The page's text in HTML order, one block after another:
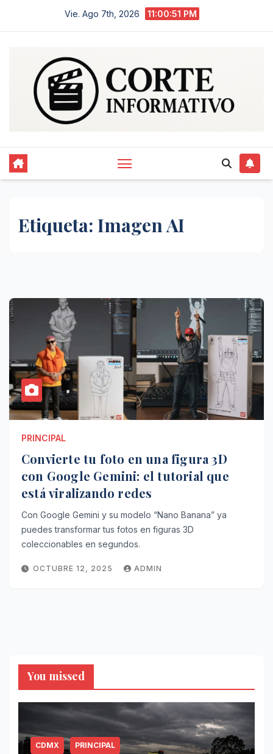
Vie. Ago 7th, 2026 11:00:51 PM
Etiqueta: Imagen AI
PRINCIPAL
Convierte tu foto en una figura 3D
con Google Gemini: el tutorial que
está viralizando redes
Con Google Gemini y su modelo “Nano Banana” ya
puedes transformar tus fotos en figuras 3D
coleccionables en segundos.
OCTUBRE 12, 2025 ADMIN
You missed
CDMX PRINCIPAL